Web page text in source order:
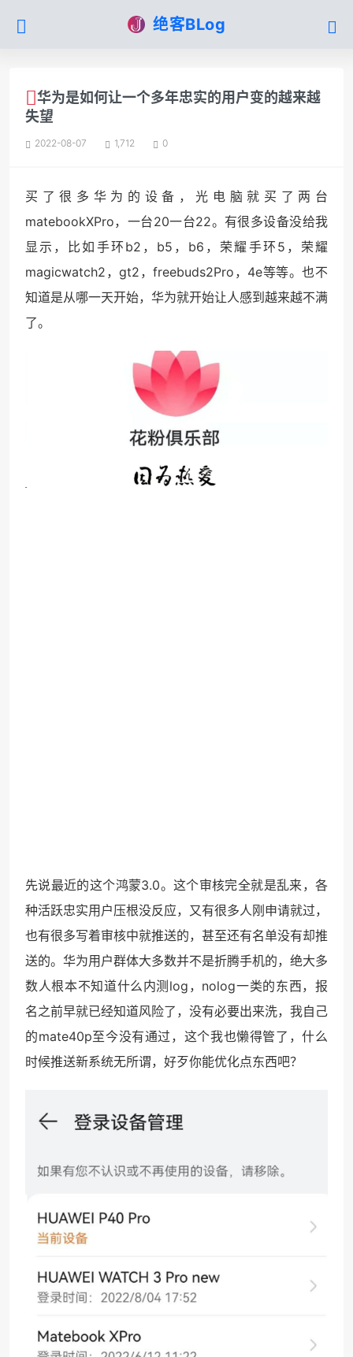
绝客BLog
华为是如何让一个多年忠实的用户变的越来越
失望
2022-08-07 1,712 0
买了很多华为的设备，光电脑就买了两台
matebookXPro，一台20一台22。有很多设备没给我
显示，比如手环b2，b5，b6，荣耀手环5，荣耀
magicwatch2，gt2，freebuds2Pro，4e等等。也不
知道是从哪一天开始，华为就开始让人感到越来越不满
了。
先说最近的这个鸿蒙3.0。这个审核完全就是乱来，各
种活跃忠实用户压根没反应，又有很多人刚申请就过，
也有很多写着审核中就推送的，甚至还有名单没有却推
送的。华为用户群体大多数并不是折腾手机的，绝大多
数人根本不知道什么内测log，nolog一类的东西，报
名之前早就已经知道风险了，没有必要出来洗，我自己
的mate40p至今没有通过，这个我也懒得管了，什么
时候推送新系统无所谓，好歹你能优化点东西吧？